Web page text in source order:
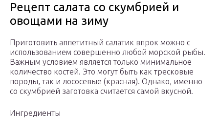
Рецепт салата со скумбрией и
овощами на зиму
Приготовить аппетитный салатик впрок можно с
использованием совершенно любой морской рыбы.
Важным условием является только минимальное
количество костей. Это могут быть как тресковые
породы, так и лососевые (красная). Однако, именно
со скумбрией заготовка считается самой вкусной.
Ингредиенты